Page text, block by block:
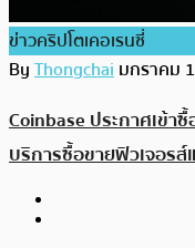
ข่าวคริปโตเคอเรนซี่
ByThongchaiมกราคม
Coinbase ประกาศเข้า
บริการซื้อขายฟิวเจอรส์